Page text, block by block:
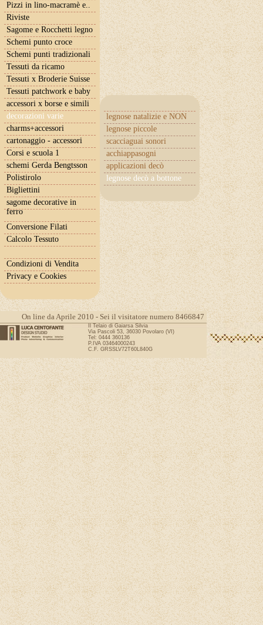
Pizzi in lino-macramè e..
Riviste
Sagome e Rocchetti legno
Schemi punto croce
Schemi punti tradizionali
Tessuti da ricamo
Tessuti x Broderie Suisse
Tessuti patchwork e baby
accessori x borse e simili
decorazioni varie
legnose natalizie e NON
legnose piccole
scacciaguai sonori
acchiappasogni
applicazioni decò
legnose decò a bottone
charms+accessori
cartonaggio - accessori
Corsi e scuola 1
schemi Gerda Bengtsson
Polistirolo
Bigliettini
sagome decorative in
ferro
Conversione Filati
Calcolo Tessuto
Condizioni di Vendita
Privacy e Cookies
On line da Aprile 2010 - Sei il visitatore numero 8466847
Il Telaio di Gaiarsa Silvia
Via Pascoli 53, 36030 Povolaro (VI)
Tel: 0444 360136
P.IVA 03464000243
C.F. GRSSLV72T60L840G